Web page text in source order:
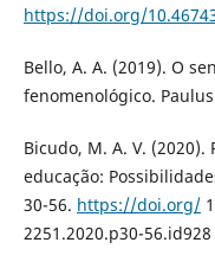
https://doi.org/
Bello, A. A. (2019). O
fenomenológico.
Bicudo, M. A. V.
educação:
30-56. https://doi.org/
2251.2020.p30-56.id928